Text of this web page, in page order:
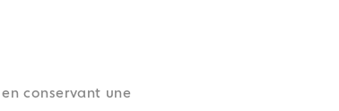
conservant une